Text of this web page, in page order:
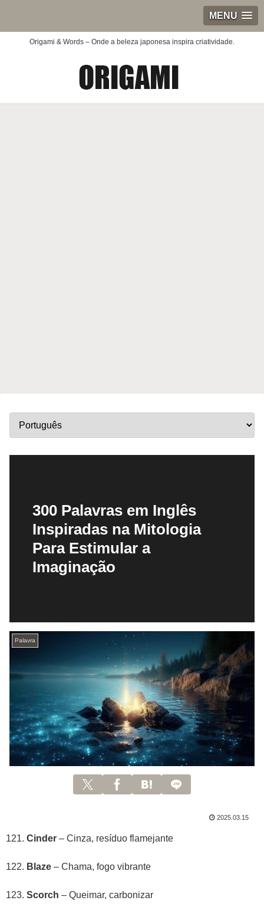
MENU
Origami & Words – Onde a beleza japonesa inspira criatividade.
300 Palavras em Inglês
Inspiradas na Mitologia
Para Estimular a
Imaginação
Palavra
2025.03.15
Cinder – Cinza, resíduo flamejante
Blaze – Chama, fogo vibrante
Scorch – Queimar, carbonizar